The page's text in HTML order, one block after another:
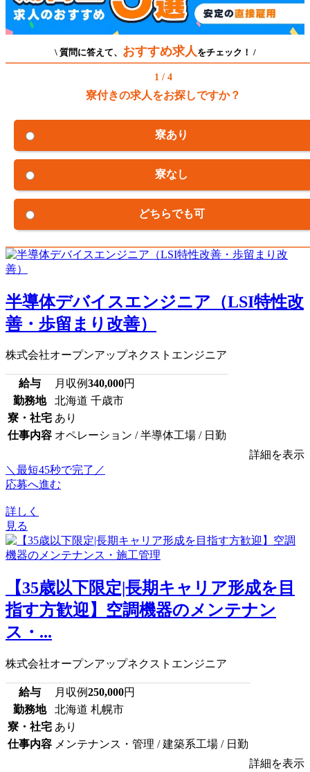
\ 質問に答えて、 おすすめ求人 をチェック！ /
1 / 4
寮付きの求人をお探しですか？
寮あり
寮なし
どちらでも可
半導体デバイスエンジニア（LSI特性改
善・歩留まり改善）
株式会社オープンアップネクストエンジニア
給与 月収例340,000円
勤務地
北海道 千歳市
寮・社宅 あり
仕事内容 オペレーション / 半導体工場 / 日勤
詳細を表示
＼最短45秒で完了／
応募へ進む
詳しく
見る
【35歳以下限定|長期キャリア形成を目
指す方歓迎】空調機器のメンテナン
ス・...
株式会社オープンアップネクストエンジニア
給与 月収例250,000円
勤務地
北海道 札幌市
寮・社宅 あり
仕事内容 メンテナンス・管理 / 建築系工場 / 日勤
詳細を表示